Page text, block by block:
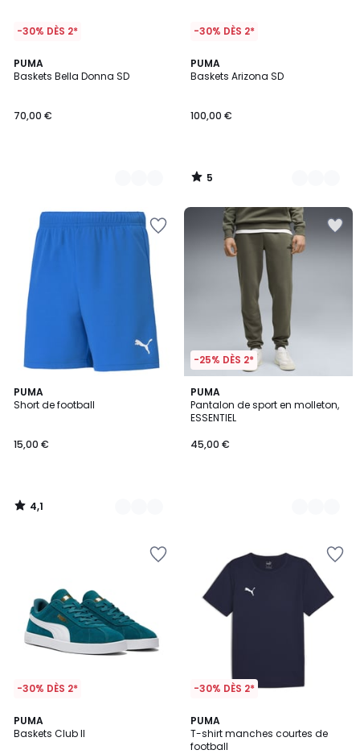
-30% DÈS 2*
PUMA
Baskets Bella Donna SD
€.
70,00 €
2
Couleurs
-30% DÈS 2*
PUMA
Baskets Arizona SD
100,00 €
5
/
2
Couleurs
5
/
PUMA
Short de football
15,00 €
4,1
/ 5
3
Couleurs
4,1
/
-25% DÈS 2*
PUMA
Pantalon de sport en molleton,
ESSENTIEL
45,00 €
3
Couleurs
-30% DÈS 2*
PUMA
Baskets Club II
5
/
3
Couleurs
-30% DÈS 2*
PUMA
T-shirt manches courtes de
football
4,8
/ 5
6
Couleurs